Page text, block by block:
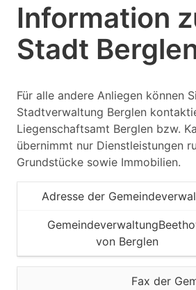
Information
Stadt
Für alle andere Anliegen können
Stadtverwaltung Berglen
Liegenschaftsamt Berglen bzw.
übernimmt nur Dienstleistungen
Grundstücke sowie Immobilien.
Adresse der
Gemeindeverwaltung
von Berglen
Fax der